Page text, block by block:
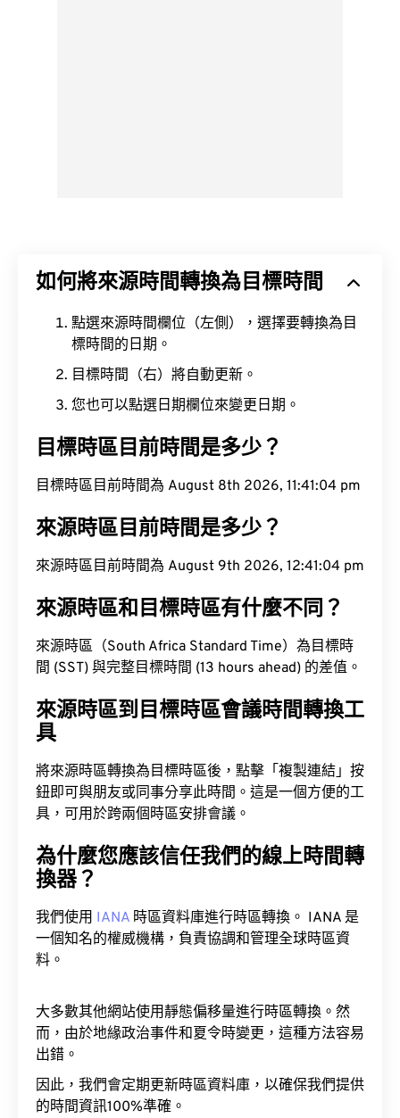
如何將來源時間轉換為目標時間
點選來源時間欄位（左側），選擇要轉換為目
標時間的日期。
目標時間（右）將自動更新。
您也可以點選日期欄位來變更日期。
目標時區目前時間是多少？
目標時區目前時間為 August 8th 2026, 11:41:04 pm
來源時區目前時間是多少？
來源時區目前時間為 August 9th 2026, 12:41:04 pm
來源時區和目標時區有什麼不同？
來源時區（South Africa Standard Time）為目標時
間 (SST) 與完整目標時間 (13 hours ahead) 的差值。
來源時區到目標時區會議時間轉換工
具
將來源時區轉換為目標時區後，點擊「複製連結」按
鈕即可與朋友或同事分享此時間。這是一個方便的工
具，可用於跨兩個時區安排會議。
為什麼您應該信任我們的線上時間轉
換器？
我們使用 IANA 時區資料庫進行時區轉換。 IANA 是
一個知名的權威機構，負責協調和管理全球時區資
料。
大多數其他網站使用靜態偏移量進行時區轉換。然
而，由於地緣政治事件和夏令時變更，這種方法容易
出錯。
因此，我們會定期更新時區資料庫，以確保我們提供
的時間資訊100%準確。